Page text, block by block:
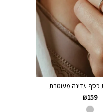
כסף עדינה מעוטרת
₪159